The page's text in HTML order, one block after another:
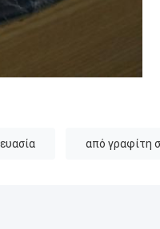
από γραφίτη